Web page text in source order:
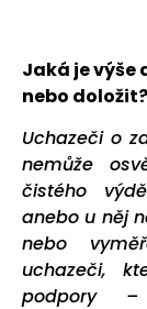
Jaká je výše
nebo doložit?
Uchazeči o
nemůže
čistého
anebo u něj
nebo
uchazeči,
podpory –